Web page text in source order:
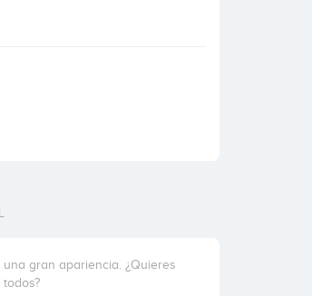
gran apariencia. ¿Quieres